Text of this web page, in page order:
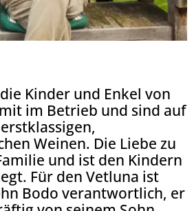
Kinder und Enkel von
im Betrieb und sind auf
Weinen. Die Liebe zu
und ist den Kindern
Für den Vetluna ist
Bodo verantwortlich, er